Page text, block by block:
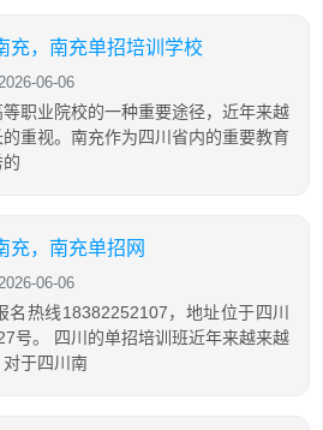
充，南充单招培训学校
06-06
职业院校的一种重要途径，近年来越
重视。南充作为四川省内的重要教育
充，南充单招网
06-06
名热线18382252107，地址位于四川
号。 四川的单招培训班近年来越来越
于四川南